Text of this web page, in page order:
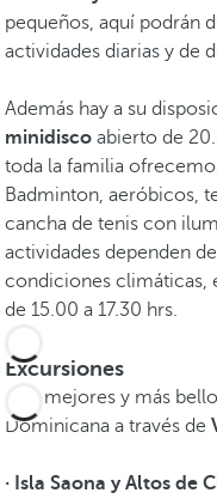
pequeños, aquí podrán
actividades diarias y de
Además hay a su
minidisco abierto de
toda la familia
Badminton, aeróbicos,
cancha de tenis con
actividades dependen
condiciones climáticas,
de 15.00 a 17.30 hrs.
Excursiones
¡Los mejores y más
Dominicana a través de
· Isla Saona y Altos de